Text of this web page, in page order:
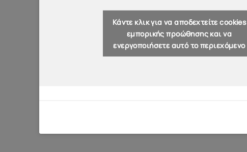
Κάντε κλικ για να αποδεχτείτε cookies
εμπορικής προώθησης και να
ενεργοποιήσετε αυτό το περιεχόμενο